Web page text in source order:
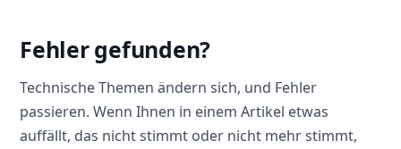
Fehler gefunden?
Technische Themen ändern sich, und Fehler
passieren. Wenn Ihnen in einem Artikel etwas
auffällt, das nicht stimmt oder nicht mehr stimmt,